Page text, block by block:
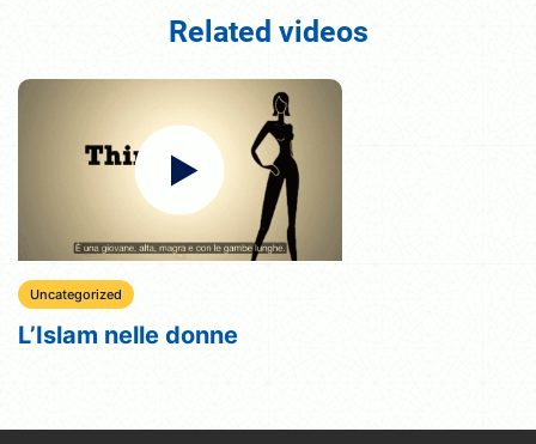
Related videos
Uncategorized
L’Islam nelle donne